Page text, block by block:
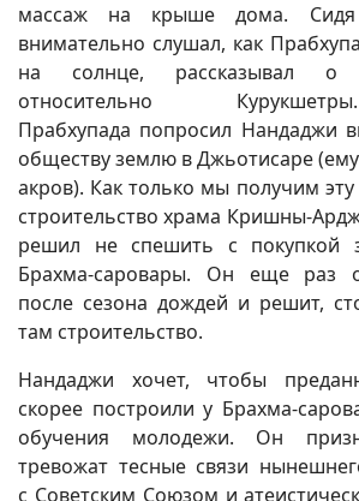
массаж на крыше дома.
внимательно слушал, как
на солнце, рассказывал о
относительно
Прабхупада попросил Нандаджи
обществу землю в Джьотисаре
акров). Как только мы получим
строительство храма Кришны-
решил не спешить с покупкой
Брахма-саровары. Он еще раз
после сезона дождей и решит,
там строительство.
Нандаджи хочет, чтобы
скорее построили у Брахма-
обучения молодежи. Он
тревожат тесные связи
с Советским Союзом и